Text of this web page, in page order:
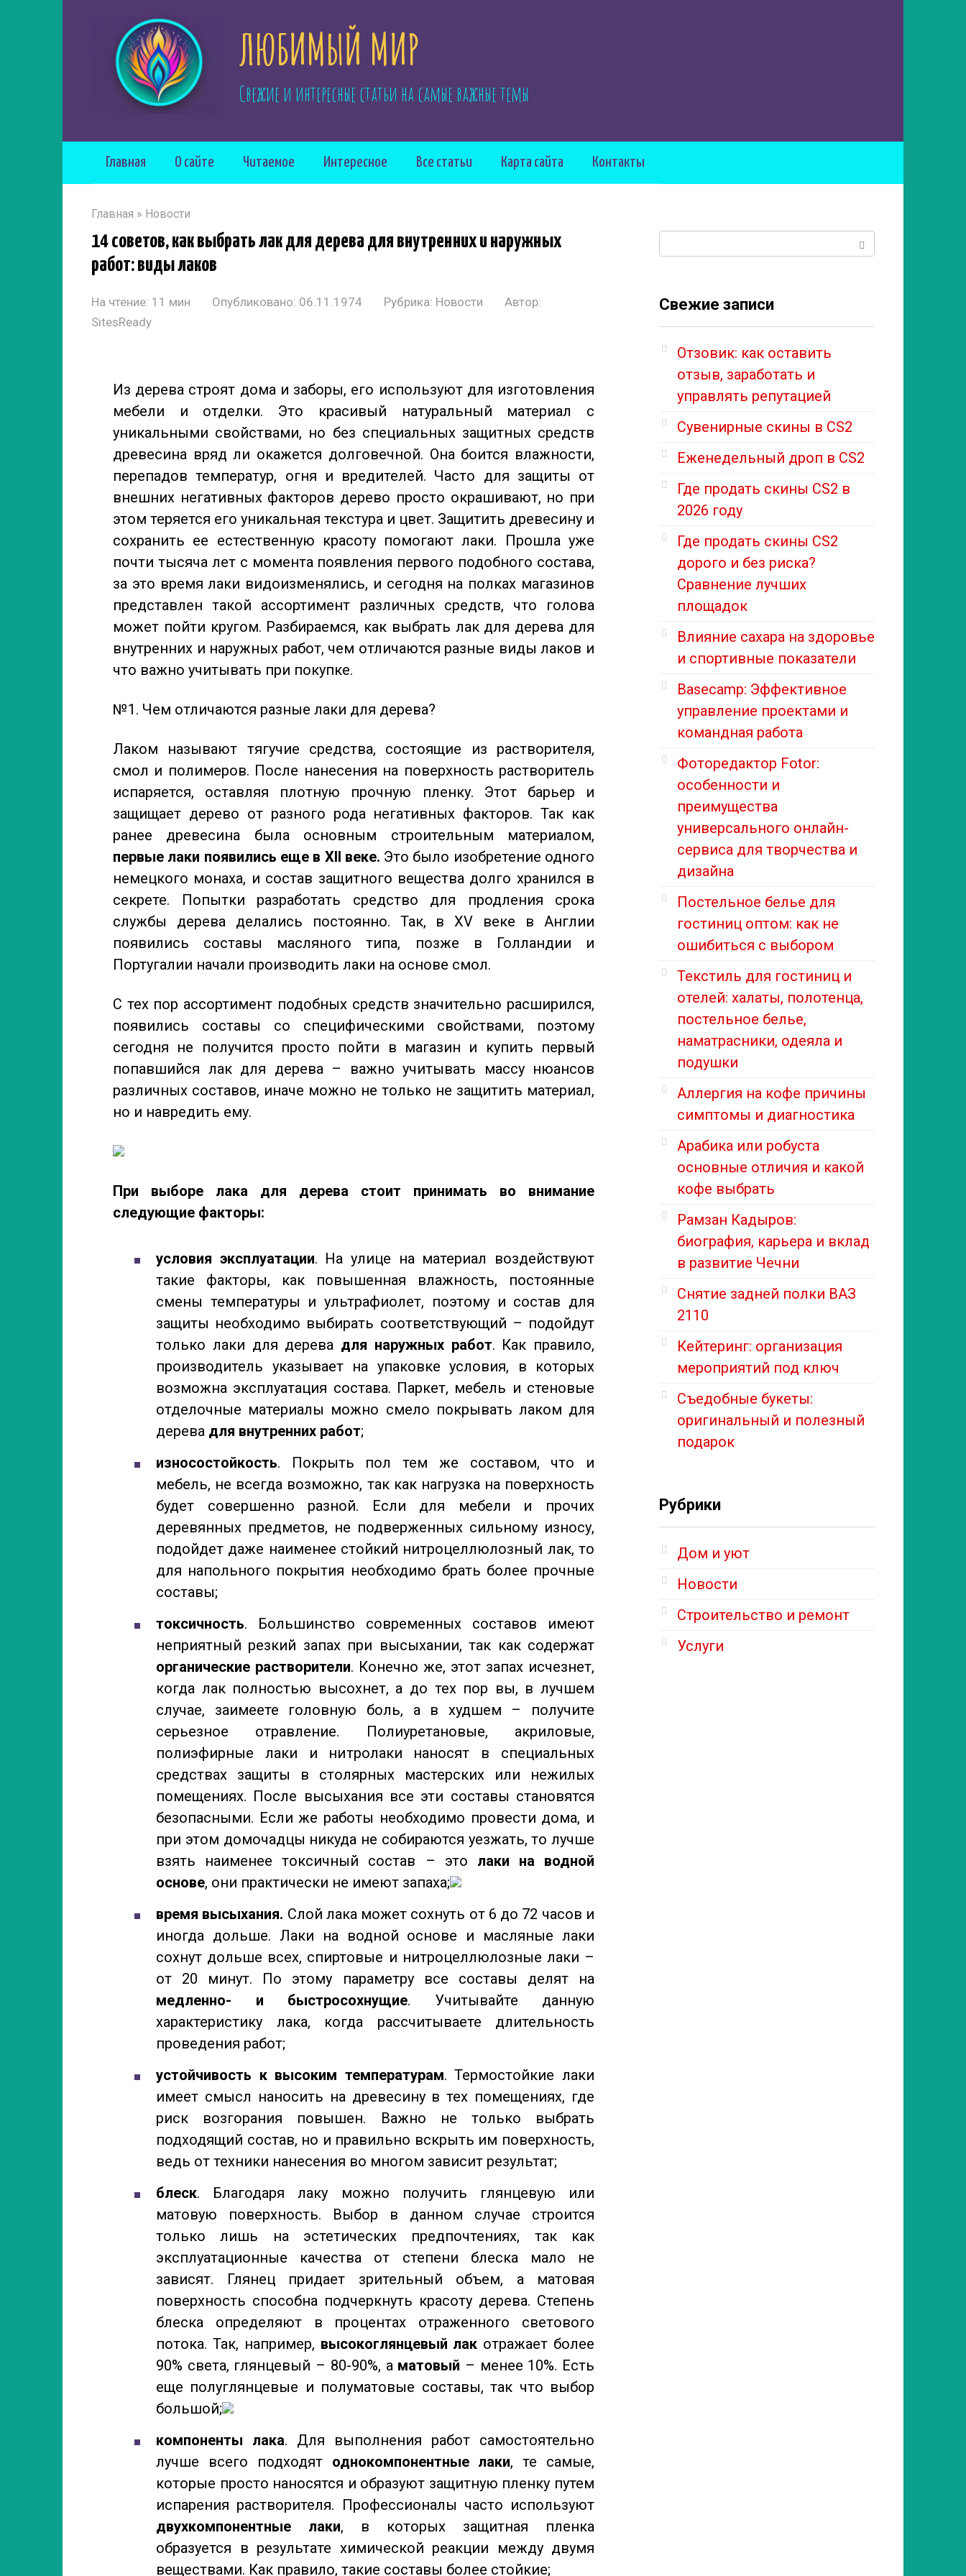
ЛЮБИМЫЙ МИР
Свежие и интересные статьи на самые важные темы
Главная О сайте Читаемое Интересное Все статьи Карта сайта Контакты
Главная » Новости
14 советов, как выбрать лак для дерева для внутренних и наружных
работ: виды лаков
На чтение: 11 мин Опубликовано: 06.11.1974 Рубрика: Новости
Автор:
SitesReady
Из дерева строят дома и заборы, его используют для изготовления
мебели и отделки. Это красивый натуральный материал с
уникальными свойствами, но без специальных защитных средств
древесина вряд ли окажется долговечной. Она боится влажности,
перепадов температур, огня и вредителей. Часто для защиты от
внешних негативных факторов дерево просто окрашивают, но при
этом теряется его уникальная текстура и цвет. Защитить древесину и
сохранить ее естественную красоту помогают лаки. Прошла уже
почти тысяча лет с момента появления первого подобного состава,
за это время лаки видоизменялись, и сегодня на полках магазинов
представлен такой ассортимент различных средств, что голова
может пойти кругом. Разбираемся, как выбрать лак для дерева для
внутренних и наружных работ, чем отличаются разные виды лаков и
что важно учитывать при покупке.
№1. Чем отличаются разные лаки для дерева?
Лаком называют тягучие средства, состоящие из растворителя,
смол и полимеров. После нанесения на поверхность растворитель
испаряется, оставляя плотную прочную пленку. Этот барьер и
защищает дерево от разного рода негативных факторов. Так как
ранее древесина была основным строительным материалом,
первые лаки появились еще в XII веке. Это было изобретение одного
немецкого монаха, и состав защитного вещества долго хранился в
секрете. Попытки разработать средство для продления срока
службы дерева делались постоянно. Так, в XV веке в Англии
появились составы масляного типа, позже в Голландии и
Португалии начали производить лаки на основе смол.
С тех пор ассортимент подобных средств значительно расширился,
появились составы со специфическими свойствами, поэтому
сегодня не получится просто пойти в магазин и купить первый
попавшийся лак для дерева – важно учитывать массу нюансов
различных составов, иначе можно не только не защитить материал,
но и навредить ему.
При выборе лака для дерева стоит принимать во внимание
следующие факторы:
условия эксплуатации. На улице на материал воздействуют
такие факторы, как повышенная влажность, постоянные
смены температуры и ультрафиолет, поэтому и состав для
защиты необходимо выбирать соответствующий – подойдут
только лаки для дерева для наружных работ. Как правило,
производитель указывает на упаковке условия, в которых
возможна эксплуатация состава. Паркет, мебель и стеновые
отделочные материалы можно смело покрывать лаком для
дерева для внутренних работ;
износостойкость. Покрыть пол тем же составом, что и
мебель, не всегда возможно, так как нагрузка на поверхность
будет совершенно разной. Если для мебели и прочих
деревянных предметов, не подверженных сильному износу,
подойдет даже наименее стойкий нитроцеллюлозный лак, то
для напольного покрытия необходимо брать более прочные
составы;
токсичность. Большинство современных составов имеют
неприятный резкий запах при высыхании, так как содержат
органические растворители. Конечно же, этот запах исчезнет,
когда лак полностью высохнет, а до тех пор вы, в лучшем
случае, заимеете головную боль, а в худшем – получите
серьезное отравление. Полиуретановые, акриловые,
полиэфирные лаки и нитролаки наносят в специальных
средствах защиты в столярных мастерских или нежилых
помещениях. После высыхания все эти составы становятся
безопасными. Если же работы необходимо провести дома, и
при этом домочадцы никуда не собираются уезжать, то лучше
взять наименее токсичный состав – это лаки на водной
основе, они практически не имеют запаха;
время высыхания. Слой лака может сохнуть от 6 до 72 часов и
иногда дольше. Лаки на водной основе и масляные лаки
сохнут дольше всех, спиртовые и нитроцеллюлозные лаки –
от 20 минут. По этому параметру все составы делят на
медленно- и быстросохнущие. Учитывайте данную
характеристику лака, когда рассчитываете длительность
проведения работ;
устойчивость к высоким температурам. Термостойкие лаки
имеет смысл наносить на древесину в тех помещениях, где
риск возгорания повышен. Важно не только выбрать
подходящий состав, но и правильно вскрыть им поверхность,
ведь от техники нанесения во многом зависит результат;
блеск. Благодаря лаку можно получить глянцевую или
матовую поверхность. Выбор в данном случае строится
только лишь на эстетических предпочтениях, так как
эксплуатационные качества от степени блеска мало не
зависят. Глянец придает зрительный объем, а матовая
поверхность способна подчеркнуть красоту дерева. Степень
блеска определяют в процентах отраженного светового
потока. Так, например, высокоглянцевый лак отражает более
90% света, глянцевый – 80-90%, а матовый – менее 10%. Есть
еще полуглянцевые и полуматовые составы, так что выбор
большой;
компоненты лака. Для выполнения работ самостоятельно
лучше всего подходят однокомпонентные лаки, те самые,
которые просто наносятся и образуют защитную пленку путем
испарения растворителя. Профессионалы часто используют
двухкомпонентные лаки, в которых защитная пленка
образуется в результате химической реакции между двумя
веществами. Как правило, такие составы более стойкие;
Свежие записи
Отзовик: как оставить
отзыв, заработать и
управлять репутацией
Сувенирные скины в CS2
Еженедельный дроп в CS2
Где продать скины CS2 в
2026 году
Где продать скины CS2
дорого и без риска?
Сравнение лучших
площадок
Влияние сахара на здоровье
и спортивные показатели
Basecamp: Эффективное
управление проектами и
командная работа
Фоторедактор Fotor:
особенности и
преимущества
универсального онлайн-
сервиса для творчества и
дизайна
Постельное белье для
гостиниц оптом: как не
ошибиться с выбором
Текстиль для гостиниц и
отелей: халаты, полотенца,
постельное белье,
наматрасники, одеяла и
подушки
Аллергия на кофе причины
симптомы и диагностика
Арабика или робуста
основные отличия и какой
кофе выбрать
Рамзан Кадыров:
биография, карьера и вклад
в развитие Чечни
Снятие задней полки ВАЗ
2110
Кейтеринг: организация
мероприятий под ключ
Съедобные букеты:
оригинальный и полезный
подарок
Рубрики
Дом и уют
Новости
Строительство и ремонт
Услуги